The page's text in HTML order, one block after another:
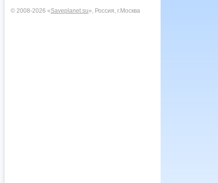
© 2008-2026 «Saveplanet.su», Россия, г.Москва